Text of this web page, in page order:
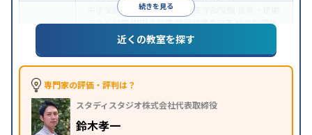
続きを見る
中学受験 高校受験大学受験 医学部受験
テスト対策内申点対策学習習慣の定着総合型選抜
(旧AO)対策 推薦入試対策学校別特化対策
特徴
中高一貫校生に対応授業の振替可能学習にPC・タ
ブレットを利用
季節講習のみの受講可
近くの教室を探す
専門家の評価・評判は？
スタディスタジオ株式会社代表取締役
鈴木孝一